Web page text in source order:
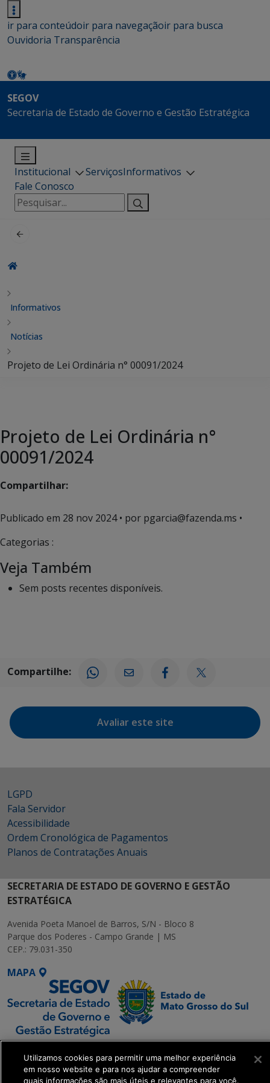
ir para conteúdoir para navegaçãoir para busca
Ouvidoria Transparência
SEGOV
Secretaria de Estado de Governo e Gestão Estratégica
Institucional ServiçosInformativos
Fale Conosco
Pesquisar
por:
Informativos
Notícias
Projeto de Lei Ordinária n° 00091/2024
Projeto de Lei Ordinária n°
00091/2024
Compartilhar:
Publicado em 28 nov 2024• por pgarcia@fazenda.ms •
Categorias :
Veja Também
Sem posts recentes disponíveis.
Compartilhe:
Avaliar este site
LGPD
Fala Servidor
Acessibilidade
Ordem Cronológica de Pagamentos
Planos de Contratações Anuais
SECRETARIA DE ESTADO DE GOVERNO E GESTÃO
ESTRATÉGICA
Avenida Poeta Manoel de Barros, S/N - Bloco 8
Parque dos Poderes - Campo Grande | MS
CEP.: 79.031-350
MAPA
SETDIG | Secretaria-
Executiva de
Utilizamos cookies para permitir uma melhor experiência
em nosso website e para nos ajudar a compreender
quais informações são mais úteis e relevantes para você.